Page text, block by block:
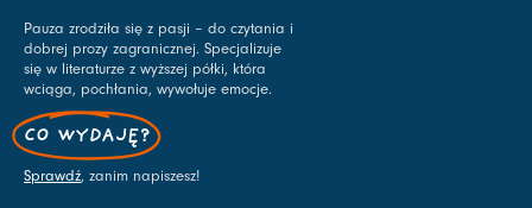
Pauza zrodziła się z pasji – do czytania i
dobrej prozy zagranicznej. Specjalizuje
się w literaturze z wyższej półki, która
wciąga, pochłania, wywołuje emocje.
CO WYDAJĘ?
Sprawdź, zanim napiszesz!